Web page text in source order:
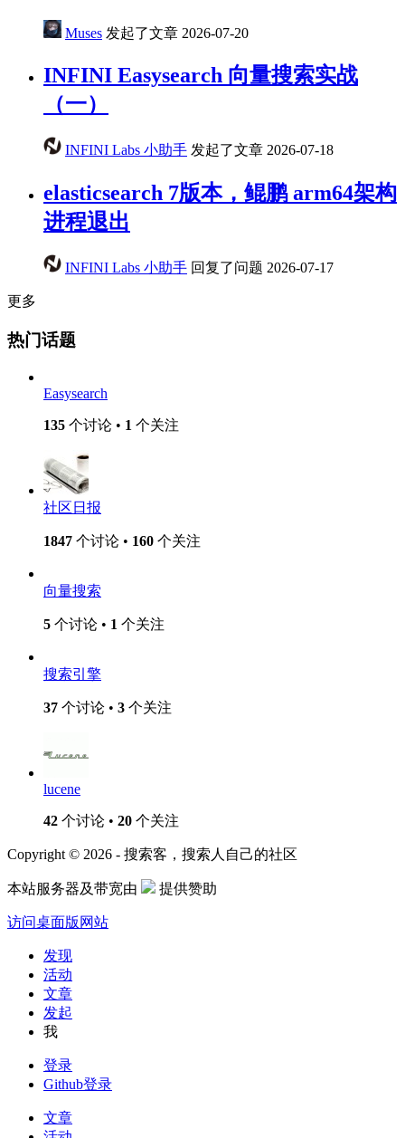
Muses 发起了文章 2026-07-20
INFINI Easysearch 向量搜索实战
（一）
INFINI Labs 小助手 发起了文章 2026-07-18
elasticsearch 7版本，鲲鹏 arm64架构
进程退出
INFINI Labs 小助手 回复了问题 2026-07-17
更多
热门话题
Easysearch
135 个讨论 • 1 个关注
社区日报
1847 个讨论 • 160 个关注
向量搜索
5 个讨论 • 1 个关注
搜索引擎
37 个讨论 • 3 个关注
lucene
42 个讨论 • 20 个关注
Copyright © 2026 - 搜索客，搜索人自己的社区
本站服务器及带宽由 提供赞助
访问桌面版网站
发现
活动
文章
发起
我
登录
Github登录
文章